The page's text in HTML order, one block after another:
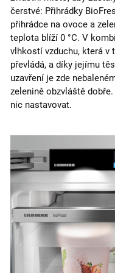
čerstvé: Přihrádky
přihrádce na ovoce a
teplota blíží 0 °C. V
vlhkostí vzduchu, která v
převládá, a díky jejímu
uzavření je zde
zelenině obzvláště
nic nastavovat.